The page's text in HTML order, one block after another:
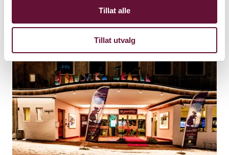
Tillat alle
Tillat utvalg